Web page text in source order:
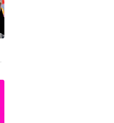
雅斯敏的约会对象是乌塔
劇《六樓后座》拍出香港新一代的愛